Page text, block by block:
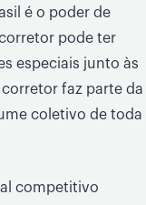
é o poder de
pode ter
especiais junto às
faz parte da
coletivo de toda
competitivo